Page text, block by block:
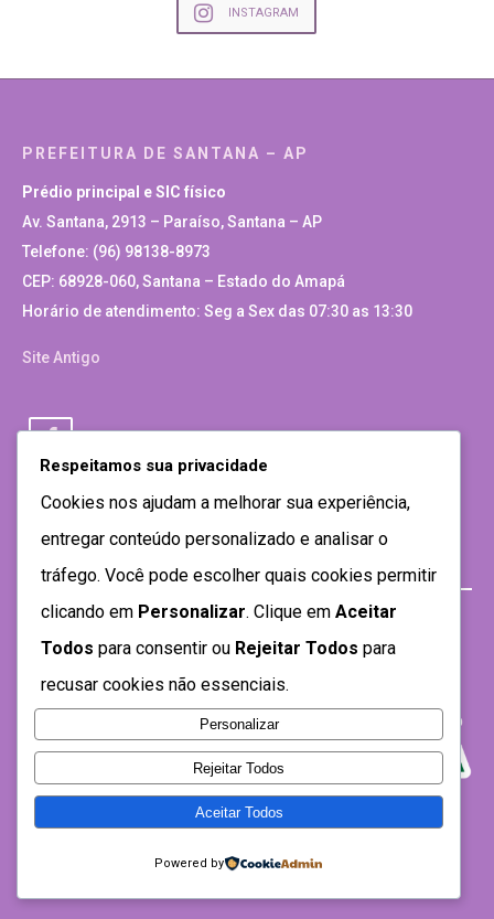
INSTAGRAM
PREFEITURA DE SANTANA – AP
Prédio principal e SIC físico
Av. Santana, 2913 – Paraíso, Santana – AP
Telefone: (96) 98138-8973
CEP: 68928-060, Santana – Estado do Amapá
Horário de atendimento: Seg a Sex das 07:30 as 13:30
Site Antigo
Respeitamos sua privacidade
Cookies nos ajudam a melhorar sua experiência,
entregar conteúdo personalizado e analisar o
tráfego. Você pode escolher quais cookies permitir
clicando em Personalizar. Clique em Aceitar
Todos para consentir ou Rejeitar Todos para
recusar cookies não essenciais.
Personalizar
Rejeitar Todos
Aceitar Todos
Powered by